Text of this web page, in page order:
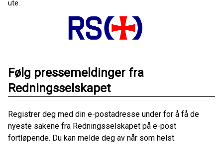
ute.
Følg pressemeldinger fra
Redningsselskapet
Registrer deg med din e-postadresse under for å få de
nyeste sakene fra Redningsselskapet på e-post
fortløpende. Du kan melde deg av når som helst.